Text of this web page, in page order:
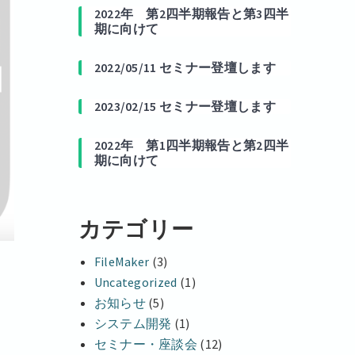
2022年 第2四半期報告と第3四半
期に向けて
2022/05/11 セミナー登壇します
2023/02/15 セミナー登壇します
2022年 第1四半期報告と第2四半
期に向けて
カテゴリー
FileMaker (3)
Uncategorized (1)
お知らせ(5)
システム開発 (1)
セミナー・座談会 (12)